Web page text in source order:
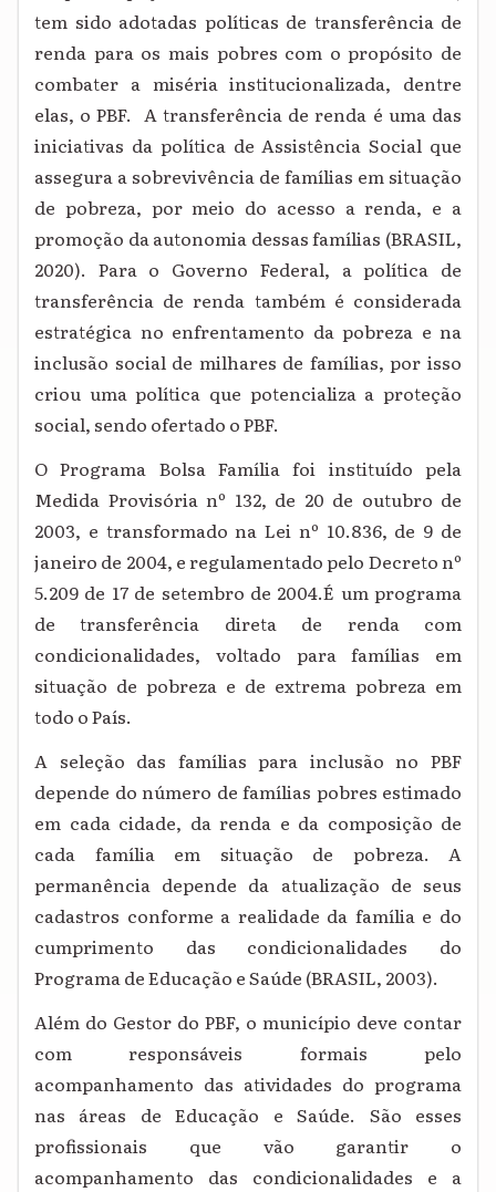
tem sido adotadas políticas de transferência de
renda para os mais pobres com o propósito de
combater a miséria institucionalizada, dentre
elas, o PBF. A transferência de renda é uma das
iniciativas da política de Assistência Social que
assegura a sobrevivência de famílias em situação
de pobreza, por meio do acesso a renda, e a
promoção da autonomia dessas famílias (BRASIL,
2020). Para o Governo Federal, a política de
transferência de renda também é considerada
estratégica no enfrentamento da pobreza e na
inclusão social de milhares de famílias, por isso
criou uma política que potencializa a proteção
social, sendo ofertado o PBF.
O Programa Bolsa Família foi instituído pela
Medida Provisória nº 132, de 20 de outubro de
2003, e transformado na Lei nº 10.836, de 9 de
janeiro de 2004, e regulamentado pelo Decreto nº
5.209 de 17 de setembro de 2004.É um programa
de transferência direta de renda com
condicionalidades, voltado para famílias em
situação de pobreza e de extrema pobreza em
todo o País.
A seleção das famílias para inclusão no PBF
depende do número de famílias pobres estimado
em cada cidade, da renda e da composição de
cada família em situação de pobreza. A
permanência depende da atualização de seus
cadastros conforme a realidade da família e do
cumprimento das condicionalidades do
Programa de Educação e Saúde (BRASIL, 2003).
Além do Gestor do PBF, o município deve contar
com responsáveis formais pelo
acompanhamento das atividades do programa
nas áreas de Educação e Saúde. São esses
profissionais que vão garantir o
acompanhamento das condicionalidades e a